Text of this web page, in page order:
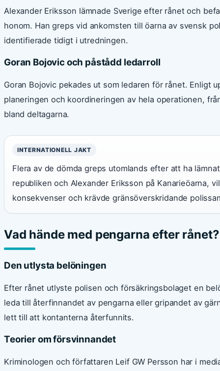
Alexander Eriksson lämnade Sverige efter rånet och
honom. Han greps vid ankomsten till öarna av svensk
identifierade tidigt i utredningen.
Goran Bojovic och påstådd ledarroll
Goran Bojovic pekades ut som ledaren för rånet. Enligt
planeringen och koordineringen av hela operationen,
bland deltagarna.
INTERNATIONELL JAKT
Flera av de dömda greps utomlands efter att ha
republiken och Alexander Eriksson på Kanarieöarna,
konsekvenser och krävde gränsöverskridande
Vad hände med pengarna efter rånet?
Den utlysta belöningen
Efter rånet utlyste polisen och försäkringsbolaget en
leda till återfinnandet av pengarna eller gripandet av
lett till att kontanterna återfunnits.
Teorier om försvinnandet
Kriminologen och författaren Leif GW Persson har i